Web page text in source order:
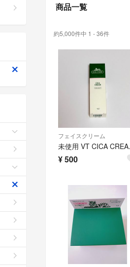
商品一覧
約5,000件中 1 - 36件
フェイスクリーム
未使
¥500